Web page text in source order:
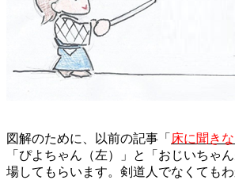
図解のために、以前の記事「 床に聞き
「ぴよちゃん（左）」と「おじいちゃ
場してもらいます。剣道人でなくても